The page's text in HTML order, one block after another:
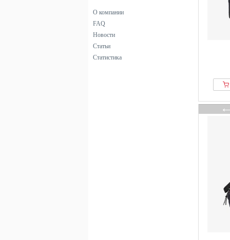
О компании
FAQ
Новости
Статьи
Статистика